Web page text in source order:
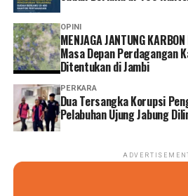
OPINI
MENJAGA JANTUNG
Masa Depan Perdagangan
Ditentukan di Jambi
PERKARA
Dua Tersangka Korupsi
Pelabuhan Ujung Jabung